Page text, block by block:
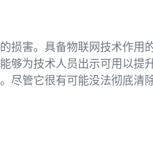
损害。具备物联网技术作
够为技术人员出示可用以
尽管它很有可能没法彻底